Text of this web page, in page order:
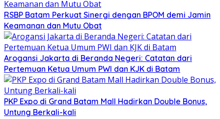
RSBP Batam Perkuat Sinergi dengan BPOM demi Jamin
Keamanan dan Mutu Obat
Arogansi Jakarta di Beranda Negeri: Catatan dari
Pertemuan Ketua Umum PWI dan KJK di Batam
PKP Expo di Grand Batam Mall Hadirkan Double Bonus,
Untung Berkali-kali